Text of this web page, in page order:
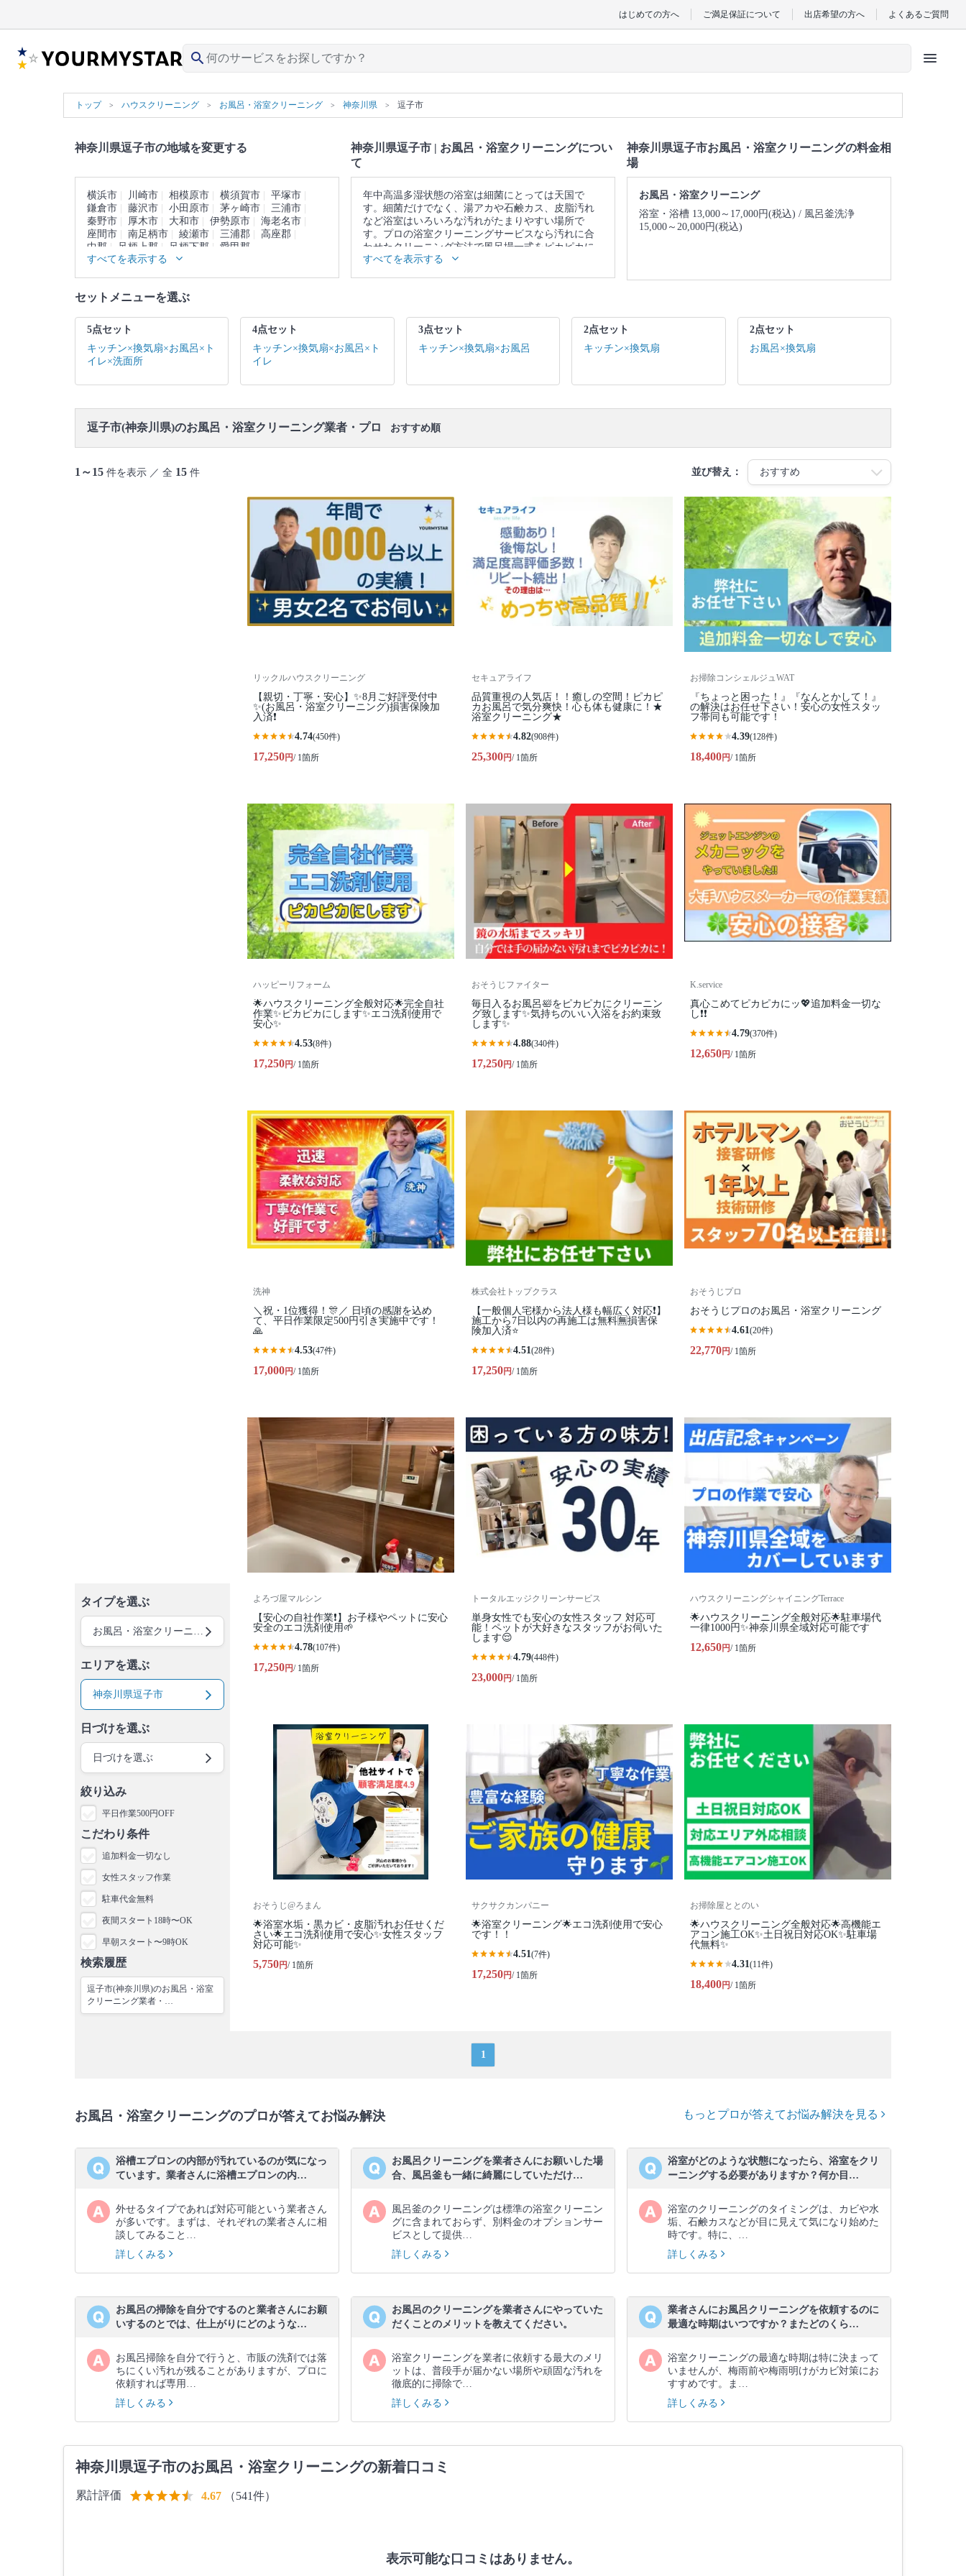
はじめての方へ ご満足保証について 出店希望の方へ よくあるご質問
search menu
トップ ハウスクリーニング お風呂・浴室クリーニング 神奈川県 逗子市
神奈川県逗子市の地域を変更する
横浜市 川崎市 相模原市 横須賀市
平塚市
鎌倉市
藤沢市 小田原市 茅ヶ崎市
三浦市
秦野市
厚木市 大和市 伊勢原市
海老名市
座間市
南足柄市 綾瀬市 三浦郡
高座郡
中郡
足柄上郡 足柄下郡
愛甲郡
すべてを表示する
神奈川県逗子市 | お風呂・浴室クリーニングについ
て
年中高温多湿状態の浴室は細菌にとっては天国で
す。細菌だけでなく、湯アカや石鹸カス、皮脂汚れ
など浴室はいろいろな汚れがたまりやすい場所で
す。プロの浴室クリーニングサービスなら汚れに合
わせたクリーニング方法で風呂場一式をピカピカに
仕上げます。
▼表示価格に含まれるお風呂・浴室クリーニングの
扇 / 排水口 / トイレ・洗面台(3点ユニットの場合) / 作
業場所の簡易清掃
口コミ
もご参照ください。
すべてを表示する
神奈川県逗子市お風呂・浴室クリーニングの料金相
場
お風呂・浴室クリーニング
浴室・浴槽 13,000～17,000円(税込)
風呂釜洗浄
15,000～20,000円(税込)
セットメニューを選ぶ
5点セット
キッチン×換気扇×お風呂×ト
イレ×洗面所
4点セット
キッチン×換気扇×お風呂×ト
イレ
3点セット
キッチン×換気扇×お風呂
2点セット
キッチン×換気扇
2点セット
お風呂×換気扇
逗子市(神奈川県)のお風呂・浴室クリーニング業者・プロ おすすめ順
1～15 件を表示 ／ 全 15 件 並び替え：
タイプを選ぶ
エリアを選ぶ
神奈川県逗子市
日づけを選ぶ
日づけを選ぶ
絞り込み
平日作業500円OFF
こだわり条件
追加料金一切なし
女性スタッフ作業
駐車代金無料
夜間スタート18時〜OK
早朝スタート〜9時OK
検索履歴
逗子市(神奈川県)のお風呂・浴室
クリーニング業者・…
リックルハウスクリーニング
【親切・丁寧・安心】✨️8月ご好評受付中
✨️(お風呂・浴室クリーニング)損害保険加
入済❗️
4.74(450件)
17,250円/ 1箇所
セキュアライフ
品質重視の人気店！！癒しの空間！ピカピ
カお風呂で気分爽快！心も体も健康に！★
浴室クリーニング★
4.82(908件)
25,300円/ 1箇所
お掃除コンシェルジュWAT
『ちょっと困った！』『なんとかして！』
の解決はお任せ下さい！安心の女性スタッ
フ帯同も可能です！
4.39(128件)
18,400円/ 1箇所
ハッピーリフォーム
🌟ハウスクリーニング全般対応🌟完全自社
作業✨️ピカピカにします✨️エコ洗剤使用で
安心✨
4.53(8件)
17,250円/ 1箇所
おそうじファイター
毎日入るお風呂🛀をピカピカにクリーニン
グ致します✨気持ちのいい入浴をお約束致
します✨
4.88(340件)
17,250円/ 1箇所
K.service
真心こめてピカピカにッ💖追加料金一切な
し❗️❗️
4.79(370件)
12,650円/ 1箇所
洗神
＼祝・1位獲得！🎊／ 日頃の感謝を込め
て、平日作業限定500円引き実施中です！
🙏
4.53(47件)
17,000円/ 1箇所
株式会社トップクラス
【一般個人宅様から法人様も幅広く対応❗️】
施工から7日以内の再施工は無料🈚️損害保
険加入済⭐️
4.51(28件)
17,250円/ 1箇所
おそうじプロ
おそうじプロのお風呂・浴室クリーニング
4.61(20件)
22,770円/ 1箇所
よろづ屋マルシン
【安心の自社作業❗️】お子様やペットに安心
安全のエコ洗剤使用🌱
4.78(107件)
17,250円/ 1箇所
トータルエッジクリーンサービス
単身女性でも安心の女性スタッフ 対応可
能！ペットが大好きなスタッフがお伺いた
します😌
4.79(448件)
23,000円/ 1箇所
ハウスクリーニングシャイニングTerrace
🌟ハウスクリーニング全般対応🌟駐車場代
一律1000円✨神奈川県全域対応可能です
12,650円/ 1箇所
おそうじ@ろまん
🌟浴室水垢・黒カビ・皮脂汚れお任せくだ
さい🌟エコ洗剤使用で安心✨女性スタッフ
対応可能✨
5,750円/ 1箇所
サクサクカンパニー
🌟浴室クリーニング🌟エコ洗剤使用で安心
です！！
4.51(7件)
17,250円/ 1箇所
お掃除屋ととのい
🌟ハウスクリーニング全般対応🌟高機能エ
アコン施工OK✨土日祝日対応OK✨駐車場
代無料✨
4.31(11件)
18,400円/ 1箇所
1
お風呂・浴室クリーニングのプロが答えてお悩み解決 もっとプロが答えてお悩み解決を見る
浴槽エプロンの内部が汚れているのが気になっ
ています。業者さんに浴槽エプロンの内…
外せるタイプであれば対応可能という業者さん
が多いです。まずは、それぞれの業者さんに相
談してみること…
詳しくみる
お風呂クリーニングを業者さんにお願いした場
合、風呂釜も一緒に綺麗にしていただけ…
風呂釜のクリーニングは標準の浴室クリーニン
グに含まれておらず、別料金のオプションサー
ビスとして提供…
詳しくみる
浴室がどのような状態になったら、浴室をクリ
ーニングする必要がありますか？何か目…
浴室のクリーニングのタイミングは、カビや水
垢、石鹸カスなどが目に見えて気になり始めた
時です。特に、…
詳しくみる
お風呂の掃除を自分でするのと業者さんにお願
いするのとでは、仕上がりにどのような…
お風呂掃除を自分で行うと、市販の洗剤では落
ちにくい汚れが残ることがありますが、プロに
依頼すれば専用…
詳しくみる
お風呂のクリーニングを業者さんにやっていた
だくことのメリットを教えてください。
浴室クリーニングを業者に依頼する最大のメリ
ットは、普段手が届かない場所や頑固な汚れを
徹底的に掃除で…
詳しくみる
業者さんにお風呂クリーニングを依頼するのに
最適な時期はいつですか？またどのくら…
浴室クリーニングの最適な時期は特に決まって
いませんが、梅雨前や梅雨明けがカビ対策にお
すすめです。ま…
詳しくみる
神奈川県逗子市のお風呂・浴室クリーニングの新着口コミ
累計評価 4.67 （541件）
表示可能な口コミはありません。